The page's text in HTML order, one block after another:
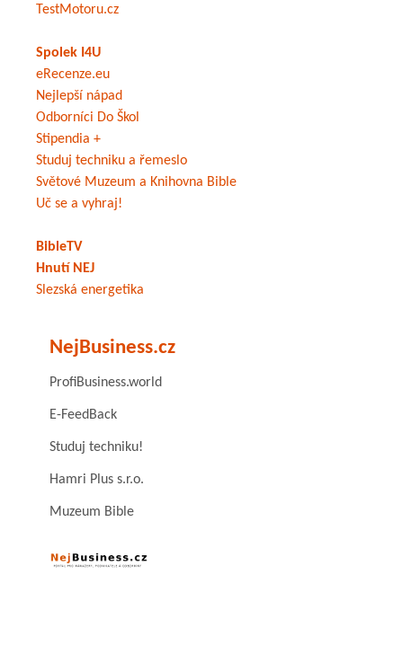
TestMotoru.cz
Spolek I4U
eRecenze.eu
Nejlepší nápad
Odborníci Do Škol
Stipendia +
Studuj techniku a řemeslo
Světové Muzeum a Knihovna Bible
Uč se a vyhraj!
BibleTV
Hnutí NEJ
Slezská energetika
NejBusiness.cz
ProfiBusiness.world
E-FeedBack
Studuj techniku!
Hamri Plus s.r.o.
Muzeum Bible